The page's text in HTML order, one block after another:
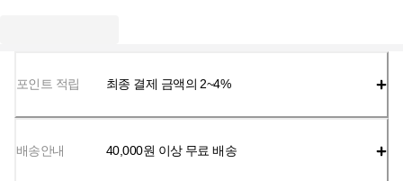
포인트 적립 최종 결제 금액의 2~4%
배송안내 40,000원 이상 무료 배송